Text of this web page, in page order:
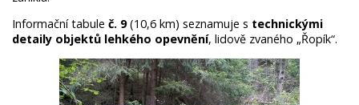
Informační tabule č. 9(10,6 km) seznamuje s technickými
detaily objektů lehkého opevnění, lidově zvaného „Řopík“.